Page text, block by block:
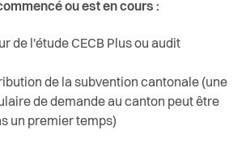
ou est en cours :
de l'étude CECB Plus ou audit
de la subvention cantonale (une
de demande au canton peut être
un premier temps)